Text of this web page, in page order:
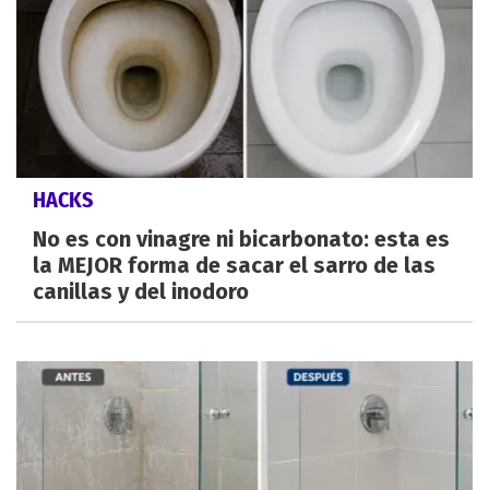
HACKS
No es con vinagre ni bicarbonato: esta es
la MEJOR forma de sacar el sarro de las
canillas y del inodoro